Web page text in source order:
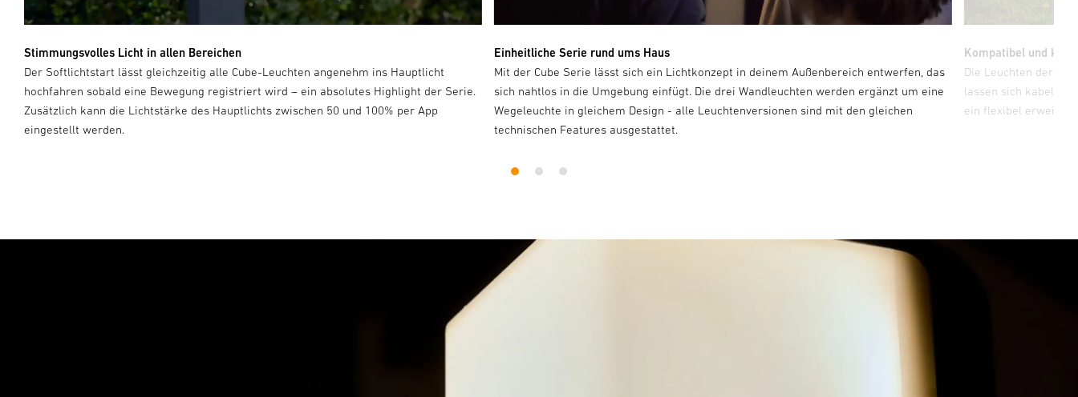
Stimmungsvolles Licht in allen Bereichen
Der Softlichtstart lässt gleichzeitig alle Cube-Leuchten angenehm ins Hauptlicht
hochfahren sobald eine Bewegung registriert wird – ein absolutes Highlight der Serie.
Zusätzlich kann die Lichtstärke des Hauptlichts zwischen 50 und 100% per App
eingestellt werden.
Einheitliche Serie rund ums Haus
Mit der Cube Serie lässt sich ein Lichtkonzept in deinem Außenbereich entwerfen, das
sich nahtlos in die Umgebung einfügt. Die drei Wandleuchten werden ergänzt um eine
Wegeleuchte in gleichem Design - alle Leuchtenversionen sind mit den gleichen
technischen Features ausgestattet.
Kompatibel und
Die Leuchten der
lassen sich kabellos
ein flexibel